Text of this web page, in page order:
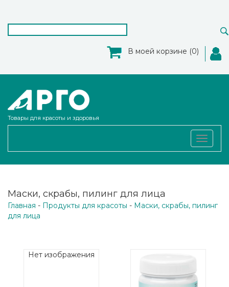
В моей корзине (0)
Товары для красоты и здоровья
Toggle
Маски, скрабы, пилинг для лица
Главная - Продукты для красоты - Маски, скрабы, пилинг
для лица
Нет изображения